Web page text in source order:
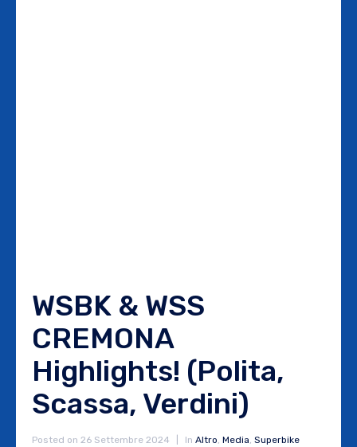
WSBK & WSS
CREMONA
Highlights! (Polita,
Scassa, Verdini)
Posted on 26 Settembre 2024 In Altro, Media, Superbike